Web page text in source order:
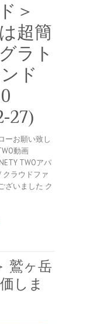
＞
超簡
ラト
ド
27)
ーお願い致し
動画
TWOアパ
ラウドファ
ざいました ク
鷲ヶ岳
しま